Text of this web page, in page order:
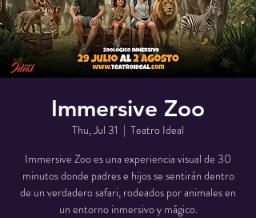
Immersive Zoo
Thu, Jul 31
  |
Teatro Ideal
Immersive Zoo es una experiencia visual de 30
minutos donde padres e hijos se sentirán dentro
de un verdadero safari, rodeados por animales en
un entorno inmersivo y mágico.